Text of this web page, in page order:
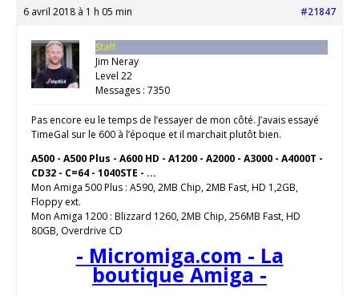
6 avril 2018 à 1 h 05 min #21847
Staff
Jim Neray
Level 22
Messages : 7350
Pas encore eu le temps de l’essayer de mon côté. J’avais essayé
TimeGal sur le 600 à l’époque et il marchait plutôt bien.
A500 - A500 Plus - A600 HD - A1200 - A2000 - A3000 - A4000T -
CD32 - C=64 - 1040STE - ...
Mon Amiga 500 Plus : A590, 2MB Chip, 2MB Fast, HD 1,2GB,
Floppy ext.
Mon Amiga 1200 : Blizzard 1260, 2MB Chip, 256MB Fast, HD
80GB, Overdrive CD
- Micromiga.com - La
boutique Amiga -